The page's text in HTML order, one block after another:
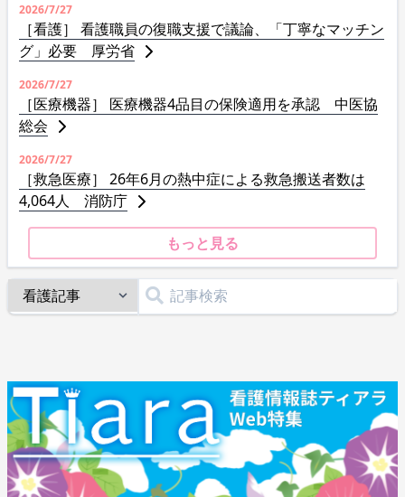
2026/7/27
［看護］ 看護職員の復職支援で議論、「丁寧なマッチン
グ」必要 厚労省
2026/7/27
［医療機器］ 医療機器4品目の保険適用を承認 中医協
総会
2026/7/27
［救急医療］ 26年6月の熱中症による救急搬送者数は
4,064人 消防庁
もっと見る